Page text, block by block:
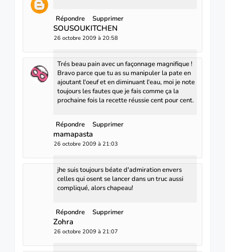
Répondre Supprimer
SOUSOUKITCHEN
26 octobre 2009 à 20:58
Trés beau pain avec un façonnage magnifique !
Bravo parce que tu as su manipuler la pate en
ajoutant l'oeuf et en diminuant l'eau, moi je note
toujours les fautes que je fais comme ça la
prochaine fois la recette réussie cent pour cent.
Répondre Supprimer
mamapasta
26 octobre 2009 à 21:03
jhe suis toujours béate d'admiration envers
celles qui osent se lancer dans un truc aussi
compliqué, alors chapeau!
Répondre Supprimer
Zohra
26 octobre 2009 à 21:07